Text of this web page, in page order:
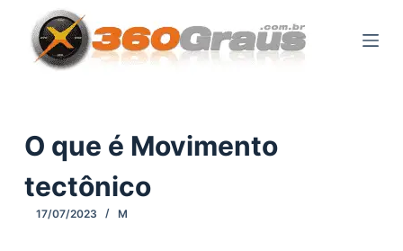
pO que é Movimento
tectônico
17/07/2023 M